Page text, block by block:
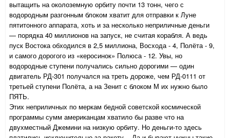
вытащить на околоземную орбиту почти 13 тонн, чего с
водородным разгонным блоком хватит для отправки к Луне
пятитонного аппарата, хоть и за несколько неприличные деньги
— порядка 40 миллионов на запуск, не считая корабля. А ведь
пуск Востока обходился в 2,5 миллиона, Восхода - 4, Полёта - 9,
и самого дорогого из «керосинок» Полюса - 12. Увы, но
водородные ступени получались сильно дорогими — один
двигатель РД-301 получался на треть дороже, чем РД-0111 от
третьей ступени Полёта, а на Зенит с блоком М их нужно было
ПЯТЬ.
Этих неприличных по меркам бедной советской космической
программы сумм американцам хватило бы разве что на
двухместный Джемини на низкую орбиту. Но деньги-то здесь